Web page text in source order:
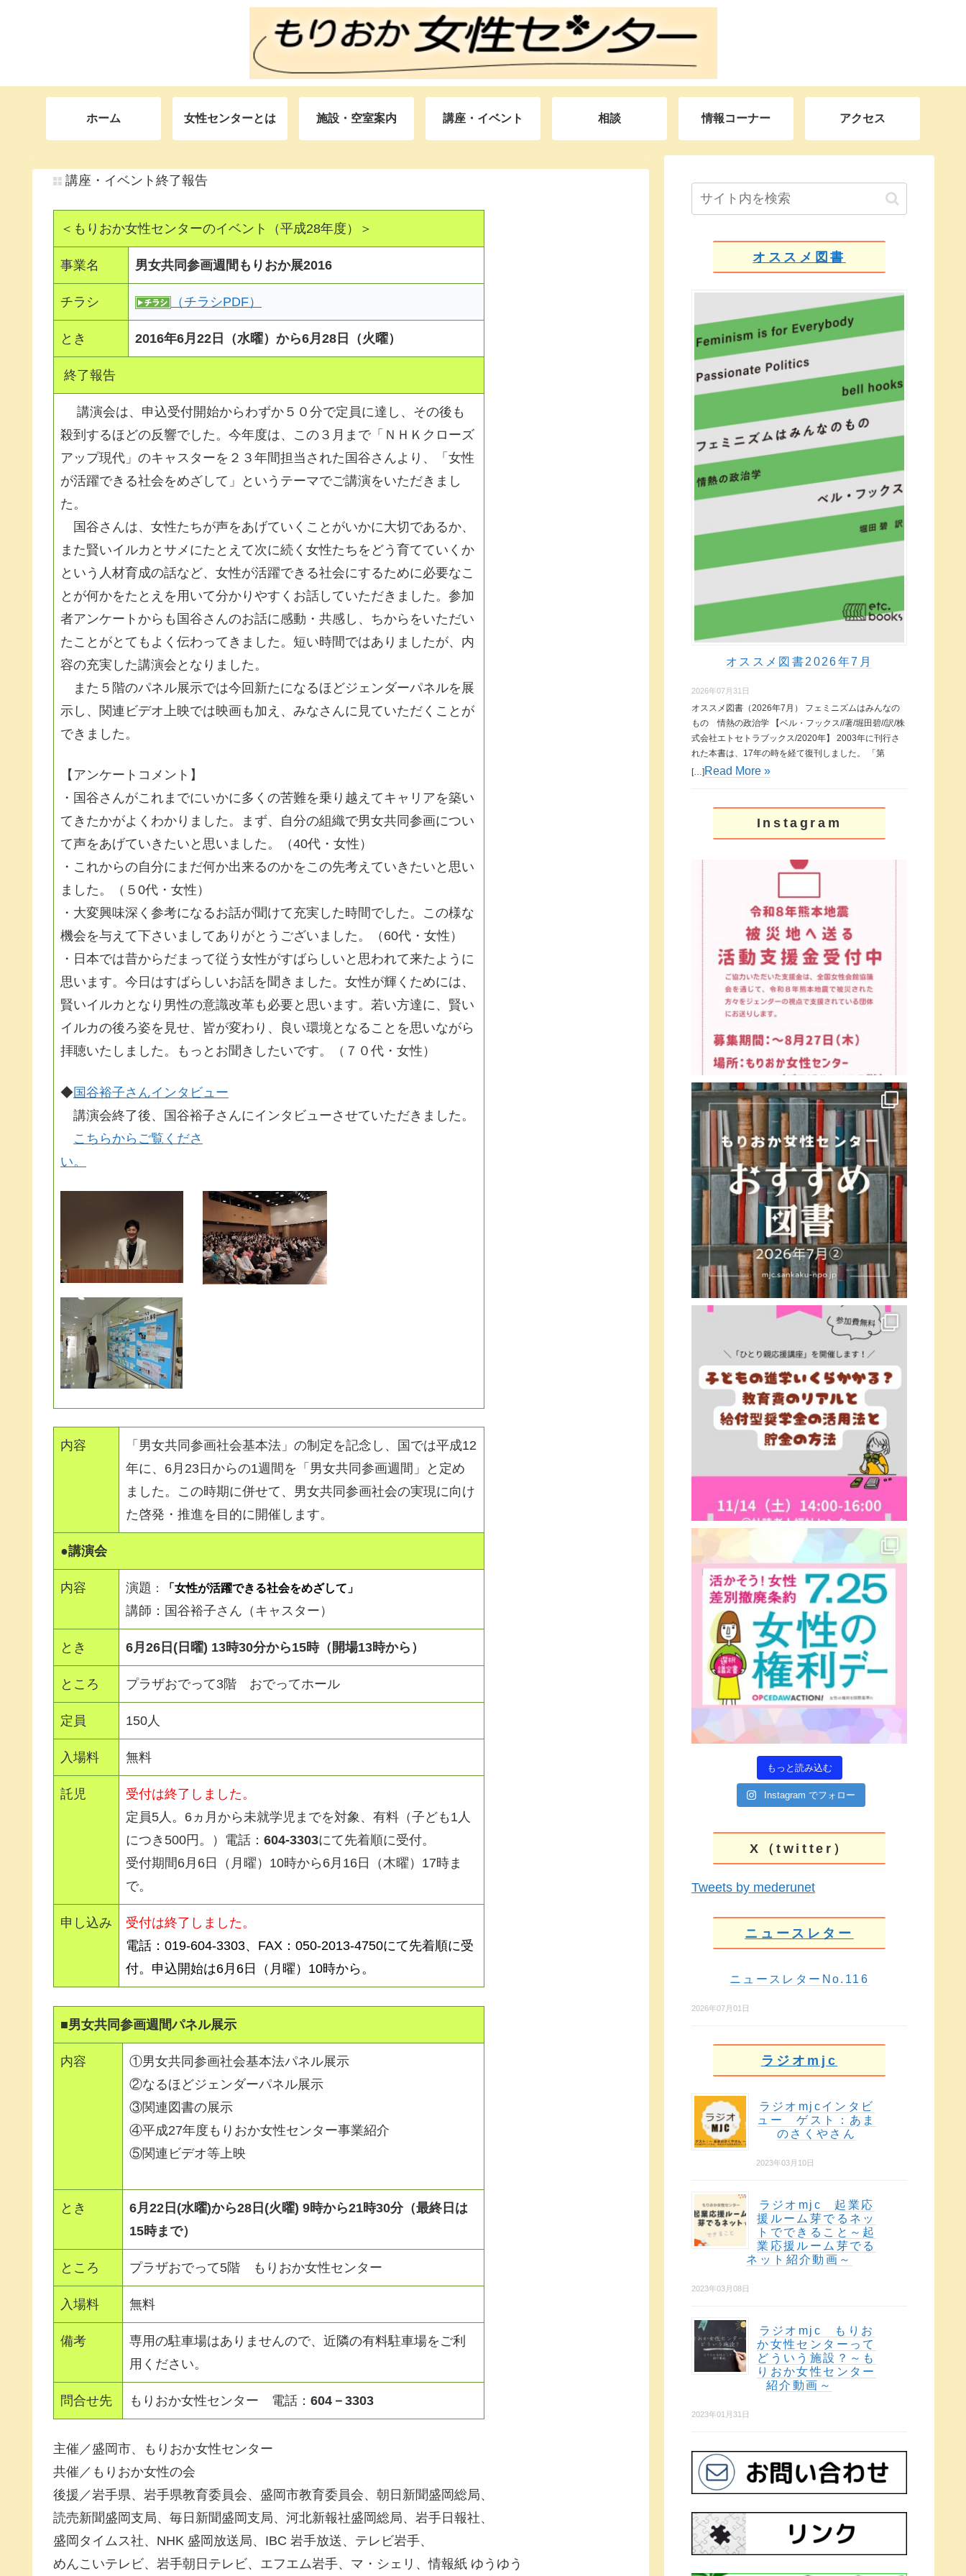
ホーム 女性センターとは 施設・空室案内 講座・イベント 相談 情報コーナー アクセス
講座・イベント終了報告
＜もりおか女性センターのイベント（平成28年度）＞
事業名 男女共同参画週間もりおか展2016
チラシ （チラシPDF）
とき 2016年6月22日（水曜）から6月28日（火曜）
終了報告
講演会は、申込受付開始からわずか５０分で定員に達し、その後も
殺到するほどの反響でした。今年度は、この３月まで「ＮＨＫクローズ
アップ現代」のキャスターを２３年間担当された国谷さんより、「女性
が活躍できる社会をめざして」というテーマでご講演をいただきまし
た。
国谷さんは、女性たちが声をあげていくことがいかに大切であるか、
また賢いイルカとサメにたとえて次に続く女性たちをどう育てていくか
という人材育成の話など、女性が活躍できる社会にするために必要なこ
とが何かをたとえを用いて分かりやすくお話していただきました。参加
者アンケートからも国谷さんのお話に感動・共感し、ちからをいただい
たことがとてもよく伝わってきました。短い時間ではありましたが、内
容の充実した講演会となりました。
また５階のパネル展示では今回新たになるほどジェンダーパネルを展
示し、関連ビデオ上映では映画も加え、みなさんに見ていただくことが
できました。
【アンケートコメント】
・国谷さんがこれまでにいかに多くの苦難を乗り越えてキャリアを築い
てきたかがよくわかりました。まず、自分の組織で男女共同参画につい
て声をあげていきたいと思いました。（40代・女性）
・これからの自分にまだ何か出来るのかをこの先考えていきたいと思い
ました。（５0代・女性）
・大変興味深く参考になるお話が聞けて充実した時間でした。この様な
機会を与えて下さいましてありがとうございました。（60代・女性）
・日本では昔からだまって従う女性がすばらしいと思われて来たように
思います。今日はすばらしいお話を聞きました。女性が輝くためには、
賢いイルカとなり男性の意識改革も必要と思います。若い方達に、賢い
イルカの後ろ姿を見せ、皆が変わり、良い環境となることを思いながら
拝聴いたしました。もっとお聞きしたいです。（７０代・女性）
◆国谷裕子さんインタビュー
講演会終了後、国谷裕子さんにインタビューさせていただきました。
こちらからご覧くださ
い。
内容
「男女共同参画社会基本法」の制定を記念し、国では平成12
年に、6月23日からの1週間を「男女共同参画週間」と定め
ました。この時期に併せて、男女共同参画社会の実現に向け
た啓発・推進を目的に開催します。
●講演会
内容 演題 ： 「女性が活躍できる社会をめざして」
講師：国谷裕子さん（キャスター）
とき 6月26日(日曜) 13時30分から15時（開場13時から）
ところ プラザおでって3階 おでってホール
定員 150人
入場料 無料
託児
受付は終了しました。
定員5人。6ヵ月から未就学児までを対象、有料（子ども1人
につき500円。）電話： 604‐3303にて先着順に受付。
受付期間6月6日（月曜）10時から6月16日（木曜）17時ま
で。
申し込み
受付は終了しました。
電話：019-604-3303、FAX：050-2013-4750にて先着順に受
付。申込開始は6月6日（月曜）10時から。
■男女共同参画週間パネル展示
内容
①男女共同参画社会基本法パネル展示
②なるほどジェンダーパネル展示
③関連図書の展示
④平成27年度もりおか女性センター事業紹介
⑤関連ビデオ等上映
とき
6月22日(水曜)から28日(火曜) 9時から21時30分（最終日は
15時まで）
ところ プラザおでって5階 もりおか女性センター
入場料 無料
備考
専用の駐車場はありませんので、近隣の有料駐車場をご利
用ください。
問合せ先 もりおか女性センター 電話： 604－3303
主催／盛岡市、もりおか女性センター
共催／もりおか女性の会
後援／岩手県、岩手県教育委員会、盛岡市教育委員会、朝日新聞盛岡総局、
読売新聞盛岡支局、毎日新聞盛岡支局、河北新報社盛岡総局、岩手日報社、
盛岡タイムス社、NHK 盛岡放送局、IBC 岩手放送、テレビ岩手、
めんこいテレビ、岩手朝日テレビ、エフエム岩手、マ・シェリ、情報紙 ゆうゆう
オススメ図書
オススメ図書2026年7月
2026年07月31日
オススメ図書（2026年7月） フェミニズムはみんなの
もの 情熱の政治学 【ベル・フックス//著/堀田碧//訳/株
式会社エトセトラブックス/2020年】 2003年に刊行さ
れた本書は、17年の時を経て復刊しました。 「第
[…]Read More »
Instagram
もっと読み込む
Instagram でフォロー
X（twitter）
Tweets by mederunet
ニュースレター
ニュースレターNo.116
2026年07月01日
ラジオmjc
ラジオmjcインタビ
ュー ゲスト：あま
のさくやさん
2023年03月10日
ラジオmjc 起業応
援ルーム芽でるネッ
トでできること～起
業応援ルーム芽でる
ネット紹介動画～
2023年03月08日
ラジオmjc もりお
か女性センターって
どういう施設？～も
りおか女性センター
紹介動画～
2023年01月31日